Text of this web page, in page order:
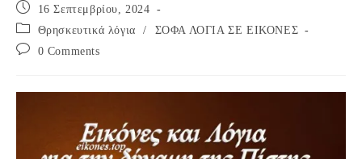
Post
published:
16 Σεπτεμβρίου, 2024
Post
category:
Θρησκευτικά λόγια /
ΣΟΦΑ ΛΟΓΙΑ ΣΕ ΕΙΚΟΝΕΣ
Post
0 Comments